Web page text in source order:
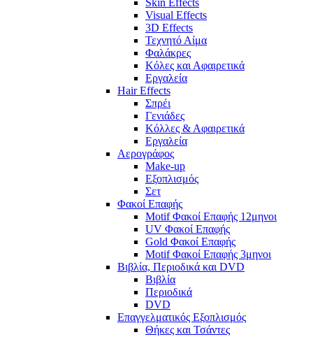
Skin Effects
Visual Effects
3D Effects
Τεχνητό Αίμα
Φαλάκρες
Κόλες και Αφαιρετικά
Εργαλεία
Hair Effects
Σπρέι
Γενιάδες
Κόλλες & Αφαιρετικά
Εργαλεία
Αερογράφος
Make-up
Εξοπλισμός
Σετ
Φακοί Επαφής
Motif Φακοί Επαφής 12μηνοι
UV Φακοί Επαφής
Gold Φακοί Επαφής
Motif Φακοί Επαφής 3μηνοι
Βιβλία, Περιοδικά και DVD
Βιβλία
Περιοδικά
DVD
Επαγγελματικός Εξοπλισμός
Θήκες και Τσάντες